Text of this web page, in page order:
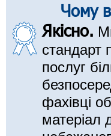
Чому
Якісно.
стандарт
послуг
фахівці
матеріал